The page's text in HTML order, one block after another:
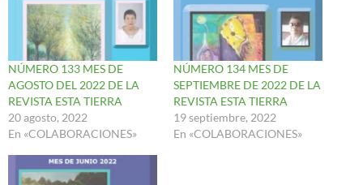
NÚMERO 133 MES DE
AGOSTO DEL 2022 DE LA
REVISTA ESTA TIERRA
20 agosto, 2022
En «COLABORACIONES»
NÚMERO 134 MES DE
SEPTIEMBRE DE 2022 DE LA
REVISTA ESTA TIERRA
19 septiembre, 2022
En «COLABORACIONES»